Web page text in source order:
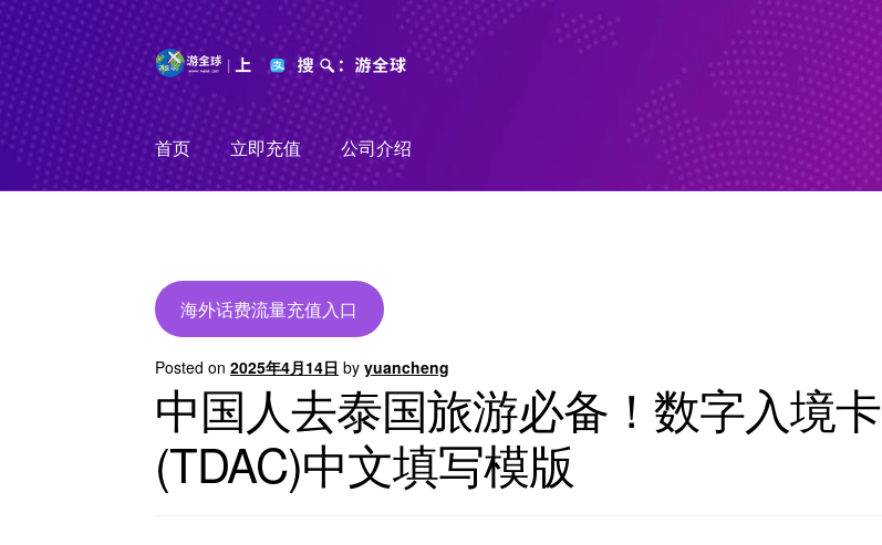
Skip
to
navigation
Skip
to
content
首页
立即充值 公司介绍
海外话费流量充值入口
Posted on2025年4月14日 byyuancheng
中国人去泰国旅游必备！数字入境卡
(TDAC)中文填写模版